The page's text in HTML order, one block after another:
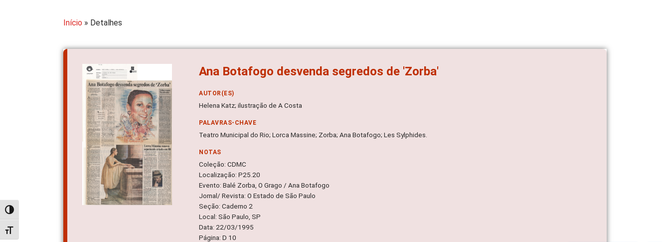
Alternar alto contraste
Alternar tamanho da fonte
Início » Detalhes
Ana Botafogo desvenda segredos de 'Zorba'
AUTOR(ES)
Helena Katz; ilustração de A Costa
PALAVRAS-CHAVE
Teatro Municipal do Rio; Lorca Massine; Zorba; Ana Botafogo; Les Sylphides.
NOTAS
Coleção: CDMC
Localização: P25.20
Evento: Balé Zorba, O Grago / Ana Botafogo
Jornal/ Revista: O Estado de São Paulo
Seção: Caderno 2
Local: São Paulo, SP
Data: 22/03/1995
Página: D 10